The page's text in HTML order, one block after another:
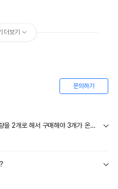
더보기
문의하기
1개가 29,600원이고 구매수량을 2개로 해서 구매해야 3개가 온다는 건가요??